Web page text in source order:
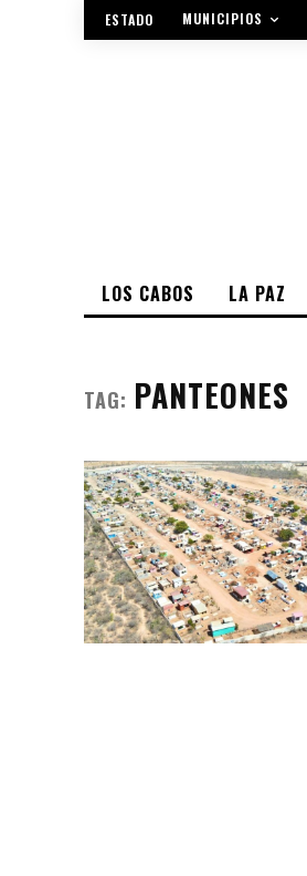
ESTADO MUNICIPIOS
LOS CABOS LA PAZ
TAG: PANTEONES